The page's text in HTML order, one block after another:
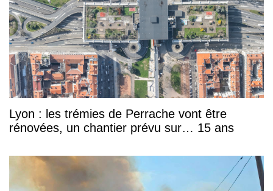
Lyon : les trémies de Perrache vont être
rénovées, un chantier prévu sur… 15 ans